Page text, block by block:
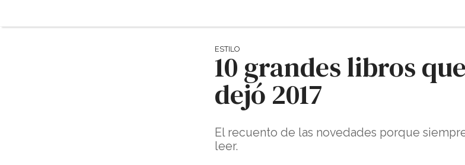
ESTILO
10 grandes libros
dejó 2017
El recuento de las novedades porque
leer.